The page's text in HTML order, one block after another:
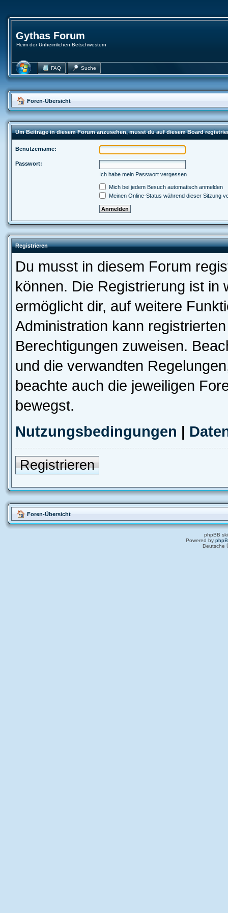
Gythas Forum
Heim der Unheimlichen Betschwestern
FAQ Suche
Foren-Übersicht
Um Beiträge in diesem Forum anzusehen, musst du auf diesem Board
Benutzername:
Passwort:
Ich habe mein Passwort vergessen
Mich bei jedem Besuch automatisch anmelden
Meinen Online-Status während dieser Sitzung
Registrieren
Du musst in diesem Forum
können. Die Registrierung ist in
ermöglicht dir, auf weitere
Administration kann
Berechtigungen zuweisen.
und die verwandten
beachte auch die jeweiligen
bewegst.
Nutzungsbedingungen |
Registrieren
Foren-Übersicht
phpBB
Powered by
Deutsche